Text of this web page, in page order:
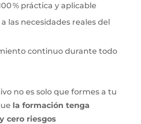
% práctica y aplicable
las necesidades reales del
continuo durante todo
no es solo que formes a tu
la formación tenga
cero riesgos